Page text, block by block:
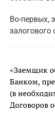
Во-первых,
залогового
«Заемщик
Банком,
(в
Договоров